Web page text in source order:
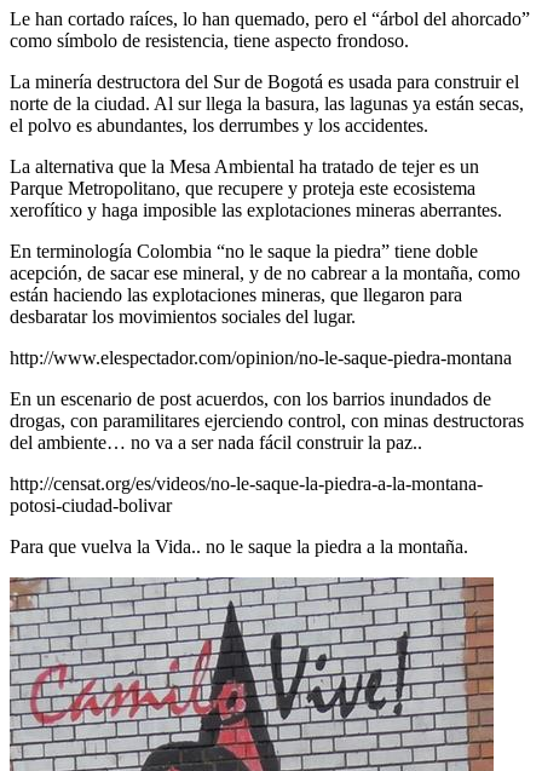
Le han cortado raíces, lo han quemado, pero el “árbol del ahorcado”
como símbolo de resistencia, tiene aspecto frondoso.
La minería destructora del Sur de Bogotá es usada para construir el
norte de la ciudad. Al sur llega la basura, las lagunas ya están secas,
el polvo es abundantes, los derrumbes y los accidentes.
La alternativa que la Mesa Ambiental ha tratado de tejer es un
Parque Metropolitano, que recupere y proteja este ecosistema
xerofítico y haga imposible las explotaciones mineras aberrantes.
En terminología Colombia “no le saque la piedra” tiene doble
acepción, de sacar ese mineral, y de no cabrear a la montaña, como
están haciendo las explotaciones mineras, que llegaron para
desbaratar los movimientos sociales del lugar.
http://www.elespectador.com/opinion/no-le-saque-piedra-montana
En un escenario de post acuerdos, con los barrios inundados de
drogas, con paramilitares ejerciendo control, con minas destructoras
del ambiente… no va a ser nada fácil construir la paz..
http://censat.org/es/videos/no-le-saque-la-piedra-a-la-montana-
potosi-ciudad-bolivar
Para que vuelva la Vida.. no le saque la piedra a la montaña.